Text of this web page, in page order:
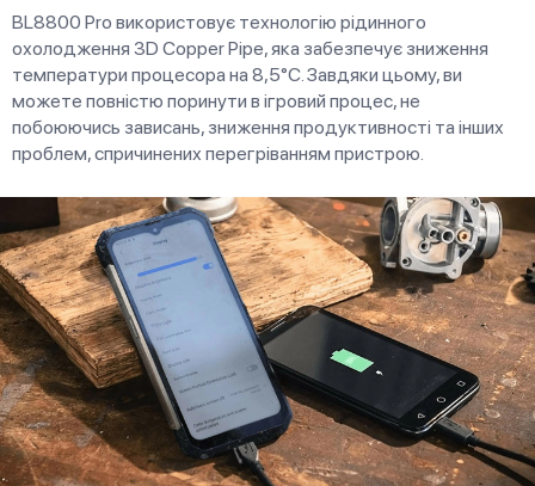
BL8800 Pro використовує технологію рідинного
охолодження 3D Copper Pipe, яка забезпечує зниження
температури процесора на 8,5°C. Завдяки цьому, ви
можете повністю поринути в ігровий процес, не
побоюючись зависань, зниження продуктивності та інших
проблем, спричинених перегріванням пристрою.